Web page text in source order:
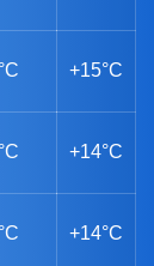
+15°C
+14°C
+14°C